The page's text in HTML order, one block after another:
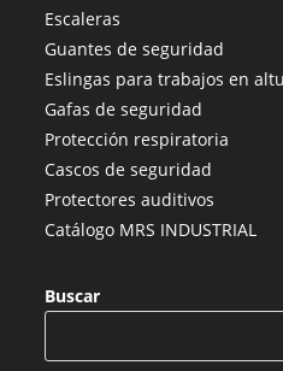
en
una
nueva
pestaña
una
nueva
pestaña
una
nueva
pestaña
Escaleras
Guantes de seguridad
Eslingas para trabajos en
Gafas de seguridad
Protección respiratoria
Cascos de seguridad
Protectores auditivos
Catálogo MRS INDUSTRIAL
Buscar